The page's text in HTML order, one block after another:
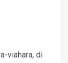
viahara, di